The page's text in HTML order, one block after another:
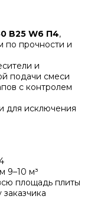
B25 W6 П4,
по прочности и
и
подачи смеси
с контролем
для исключения
9–10 м³
площадь плиты